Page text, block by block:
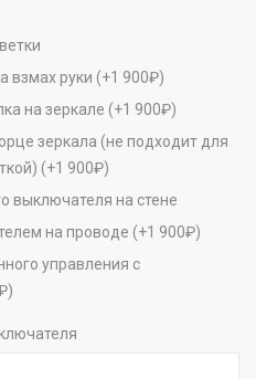
взмах руки (+1 900₽)
на зеркале (+1 900₽)
зеркала (не подходит для
(+1 900₽)
выключателя на стене
на проводе (+1 900₽)
управления с